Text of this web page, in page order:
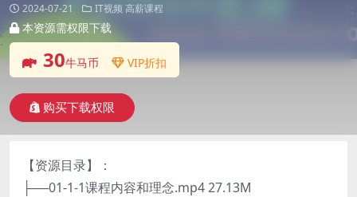
2024-07-21 IT视频 高薪课程
本资源需权限下载
30牛马币 VIP折扣
购买下载权限
【资源目录】：
├──01-1-1课程内容和理念.mp4 27.13M